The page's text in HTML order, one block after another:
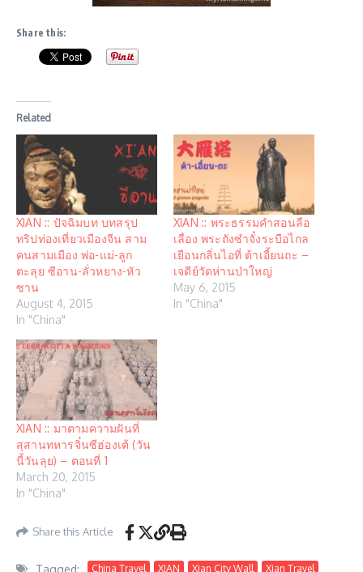
Share this:
Related
XIAN :: ปัจฉิมบท บทสรุป
ทริปท่องเที่ยวเมืองจีน สาม
คนสามเมือง พ่อ-แม่-ลูก
ตะลุย ซีอาน-ลั่วหยาง-หัว
ซาน
August 4, 2015
In "China"
XIAN :: พระธรรมคำสอนลือ
เลื่อง พระถังซำจั๋งระบือไกล
เยือนกลิ่นไอที่ ต้าเอี้ยนถะ –
เจดีย์วัดห่านป่าใหญ่
May 6, 2015
In "China"
XIAN :: มาตามความฝันที่
สุสานทหารจิ๋นซีฮ่องเต้ (วัน
นี้วันลุย) – ตอนที่ 1
March 20, 2015
In "China"
Share this Article
Tagged: China Travel XIAN Xian City Wall
Xian Travel